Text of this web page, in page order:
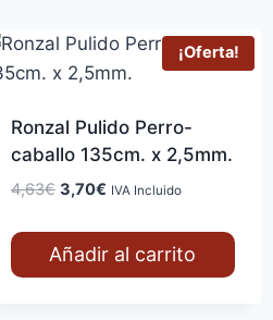
¡Oferta!
Ronzal Pulido Perro-
caballo 135cm. x 2,5mm.
4,63€ El
original
era:
3,70€El
actual
es:
IVA Incluido
Añadir al carrito
(0)